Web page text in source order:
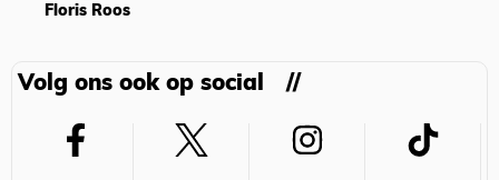
Floris Roos
Volg ons ook op social